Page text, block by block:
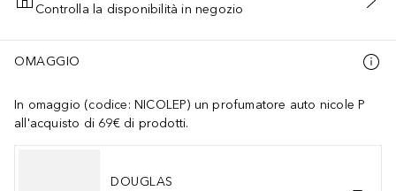
AGGIUNGI AL CARRELLO
Controlla la disponibilità in negozio
OMAGGIO
In omaggio (codice: NICOLEP) un profumatore auto nicole P
all'acquisto di 69€ di prodotti.
DOUGLAS